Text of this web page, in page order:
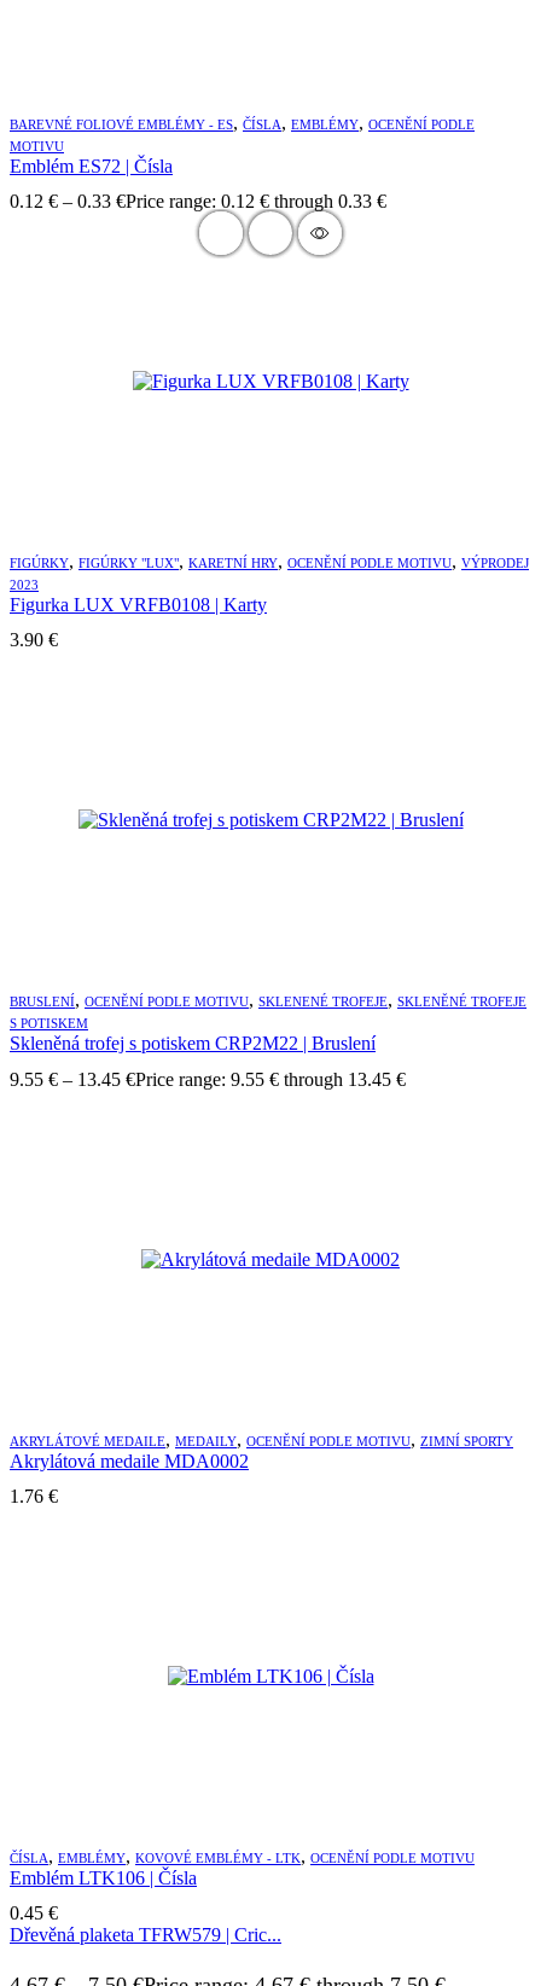
BAREVNÉ FOLIOVÉ EMBLÉMY - ES, ČÍSLA, EMBLÉMY, OCENĚNÍ PODLE
MOTIVU
Emblém ES72 | Čísla
0.12 € – 0.33 €Price range: 0.12 € through 0.33 €
FIGÚRKY, FIGÚRKY "LUX", KARETNÍ HRY, OCENĚNÍ PODLE MOTIVU, VÝPRODEJ
2023
Figurka LUX VRFB0108 | Karty
3.90 €
BRUSLENÍ, OCENĚNÍ PODLE MOTIVU, SKLENENÉ TROFEJE, SKLENĚNÉ TROFEJE
S POTISKEM
Skleněná trofej s potiskem CRP2M22 | Bruslení
9.55 € – 13.45 €Price range: 9.55 € through 13.45 €
AKRYLÁTOVÉ MEDAILE, MEDAILY, OCENĚNÍ PODLE MOTIVU, ZIMNÍ SPORTY
Akrylátová medaile MDA0002
1.76 €
ČÍSLA, EMBLÉMY, KOVOVÉ EMBLÉMY - LTK, OCENĚNÍ PODLE MOTIVU
Emblém LTK106 | Čísla
0.45 €
Dřevěná plaketa TFRW579 | Cric...